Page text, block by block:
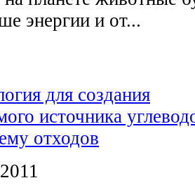
энергии и от...
для создания
источника
отходов